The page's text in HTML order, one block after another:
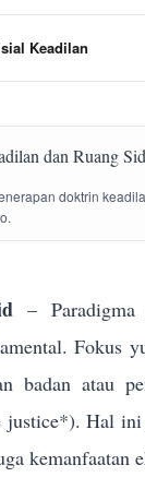
Keadilan
doktrin
– Paradigma
Fokus
badan atau
Hal
kemanfaatan